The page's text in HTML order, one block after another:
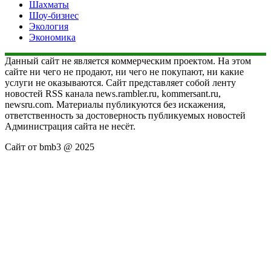
Шахматы
Шоу-бизнес
Экология
Экономика
Данный сайт не является коммерческим проектом. На этом
сайте ни чего не продают, ни чего не покупают, ни какие
услуги не оказываются. Сайт представляет собой ленту
новостей RSS канала news.rambler.ru, kommersant.ru,
newsru.com. Материалы публикуются без искажения,
ответственность за достоверность публикуемых новостей
Администрация сайта не несёт.
Сайт от bmb3 @ 2025